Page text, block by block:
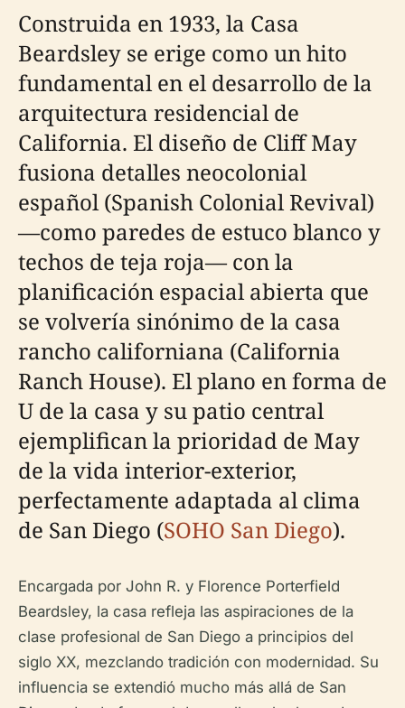
Construida en 1933, la Casa
Beardsley se erige como un hito
fundamental en el desarrollo de la
arquitectura residencial de
California. El diseño de Cliff May
fusiona detalles neocolonial
español (Spanish Colonial Revival)
—como paredes de estuco blanco y
techos de teja roja— con la
planificación espacial abierta que
se volvería sinónimo de la casa
rancho californiana (California
Ranch House). El plano en forma de
U de la casa y su patio central
ejemplifican la prioridad de May
de la vida interior-exterior,
perfectamente adaptada al clima
de San Diego (SOHO San Diego).
Encargada por John R. y Florence Porterfield
Beardsley, la casa refleja las aspiraciones de la
clase profesional de San Diego a principios del
siglo XX, mezclando tradición con modernidad. Su
influencia se extendió mucho más allá de San